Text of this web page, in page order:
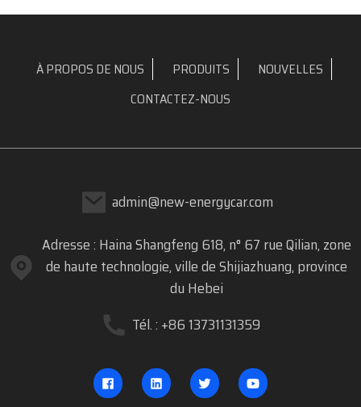
À PROPOS DE NOUS PRODUITS
NOUVELLES
CONTACTEZ-NOUS
admin@new-energycar.com
Adresse : Haina Shangfeng 618, n° 67 rue Qilian, zone
de haute technologie, ville de Shijiazhuang, province
du Hebei
Tél. : +86 13731131359